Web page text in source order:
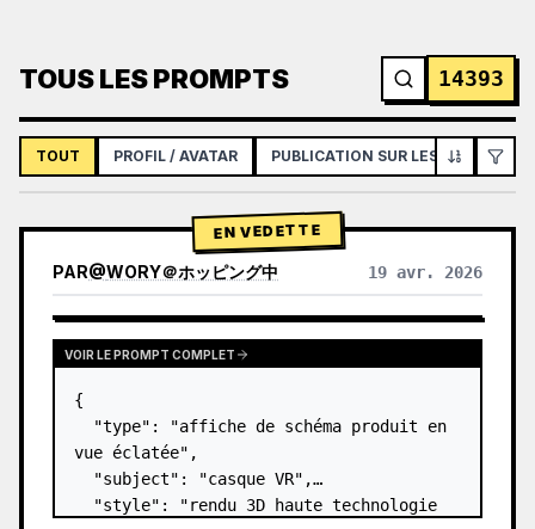
TOUS LES PROMPTS 14393
TOUT PROFIL / AVATAR PUBLICATION SUR LES RÉSEAUX
EN VEDETTE
PAR@WORY＠ホッピング中 19 avr. 2026
VOIR LE PROMPT COMPLET
{
  "type": "affiche de schéma produit en
vue éclatée",
  "subject": "casque VR",
  "style": "rendu 3D haute technologie